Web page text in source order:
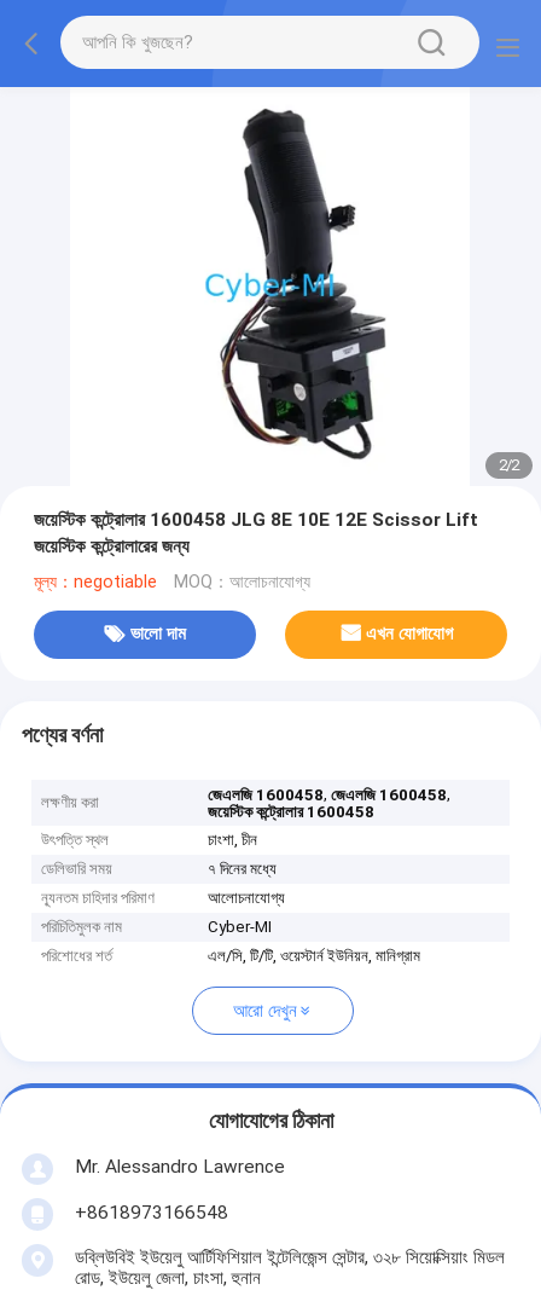
2/2
জয়েস্টিক কন্ট্রোলার 1600458 JLG 8E 10E 12E Scissor Lift
জয়েস্টিক কন্ট্রোলারের জন্য
মূল্য：negotiable MOQ：আলোচনাযোগ্য
ভালো দাম এখন যোগাযোগ
পণ্যের বর্ণনা
লক্ষণীয় করা জেএলজি 1600458,জেএলজি 1600458,
জয়েস্টিক কন্ট্রোলার 1600458
উৎপত্তি স্থল
চাংশা, চীন
ডেলিভারি সময়
৭ দিনের মধ্যে
ন্যূনতম চাহিদার পরিমাণ
আলোচনাযোগ্য
পরিচিতিমুলক নাম
Cyber-MI
পরিশোধের শর্ত
এল/সি, টি/টি, ওয়েস্টার্ন ইউনিয়ন, মানিগ্রাম
আরো দেখুন
যোগাযোগের ঠিকানা
Mr. Alessandro Lawrence
+8618973166548
ডব্লিউবিই ইউয়েলু আর্টিফিশিয়াল ইন্টেলিজেন্স সেন্টার, ৩২৮ সিয়োক্সিয়াং মিডল
রোড, ইউয়েলু জেলা, চাংসা, হুনান